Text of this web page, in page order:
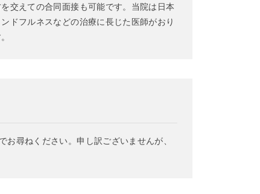
交えての合同面接も可能です。当院は日本
ドフルネスなどの治療に長じた医師がおり
尋ねください。申し訳ございませんが、